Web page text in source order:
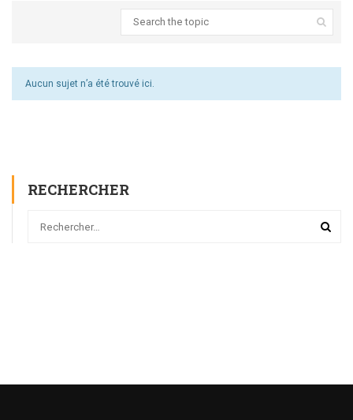
Aucun sujet n’a été trouvé ici.
RECHERCHER